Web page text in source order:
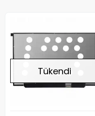
Tükendi